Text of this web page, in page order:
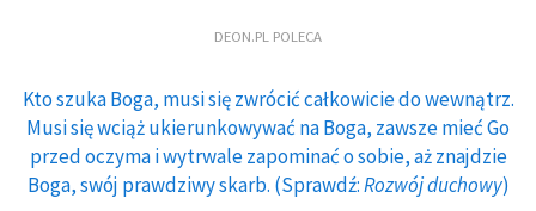
DEON.PL POLECA
Kto szuka Boga, musi się zwrócić całkowicie do wewnątrz.
Musi się wciąż ukierunkowywać na Boga, zawsze mieć Go
przed oczyma i wytrwale zapominać o sobie, aż znajdzie
Boga, swój prawdziwy skarb. (Sprawdź:Rozwój duchowy)